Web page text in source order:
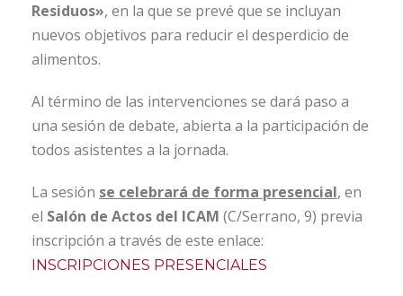
Residuos», en la que se prevé que se incluyan
nuevos objetivos para reducir el desperdicio de
alimentos.
Al término de las intervenciones se dará paso a
una sesión de debate, abierta a la participación de
todos asistentes a la jornada.
La sesión se celebrará de forma presencial, en
el Salón de Actos del ICAM (C/Serrano, 9) previa
inscripción a través de este enlace:
INSCRIPCIONES PRESENCIALES